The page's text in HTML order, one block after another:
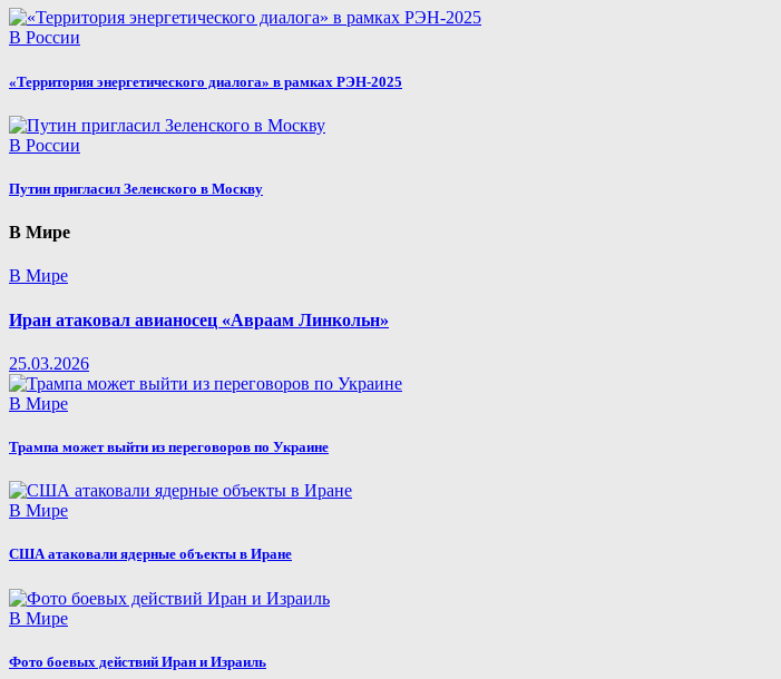
В России
«Территория энергетического диалога» в рамках РЭН-2025
В России
Путин пригласил Зеленского в Москву
В Мире
В Мире
Иран атаковал авианосец «Авраам Линкольн»
25.03.2026
В Мире
Трампа может выйти из переговоров по Украине
В Мире
США атаковали ядерные объекты в Иране
В Мире
Фото боевых действий Иран и Израиль